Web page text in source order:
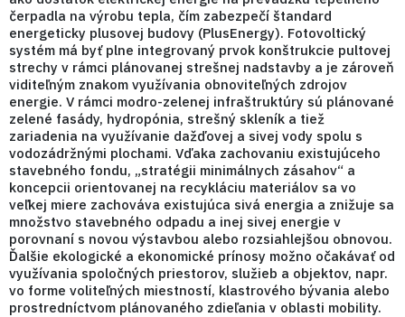
čerpadla na výrobu tepla, čím zabezpečí štandard
energeticky plusovej budovy (PlusEnergy). Fotovoltický
systém má byť plne integrovaný prvok konštrukcie pultovej
strechy v rámci plánovanej strešnej nadstavby a je zároveň
viditeľným znakom využívania obnoviteľných zdrojov
energie. V rámci modro-zelenej infraštruktúry sú plánované
zelené fasády, hydropónia, strešný skleník a tiež
zariadenia na využívanie dažďovej a sivej vody spolu s
vodozádržnými plochami. Vďaka zachovaniu existujúceho
stavebného fondu, „stratégii minimálnych zásahov“ a
koncepcii orientovanej na recykláciu materiálov sa vo
veľkej miere zachováva existujúca sivá energia a znižuje sa
množstvo stavebného odpadu a inej sivej energie v
porovnaní s novou výstavbou alebo rozsiahlejšou obnovou.
Ďalšie ekologické a ekonomické prínosy možno očakávať od
využívania spoločných priestorov, služieb a objektov, napr.
vo forme voliteľných miestností, klastrového bývania alebo
prostredníctvom plánovaného zdieľania v oblasti mobility.